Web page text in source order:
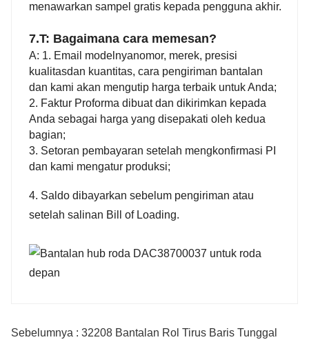
menawarkan sampel gratis kepada pengguna akhir.
7.T: Bagaimana cara memesan?
A: 1. Email modelnyanomor, merek, presisi
kualitasdan kuantitas, cara pengiriman bantalan
dan kami akan mengutip harga terbaik untuk Anda;
2. Faktur Proforma dibuat dan dikirimkan kepada
Anda sebagai harga yang disepakati oleh kedua
bagian;
3. Setoran pembayaran setelah mengkonfirmasi PI
dan kami mengatur produksi;
4. Saldo dibayarkan sebelum pengiriman atau
setelah salinan Bill of Loading.
Sebelumnya : 32208 Bantalan Rol Tirus Baris Tunggal